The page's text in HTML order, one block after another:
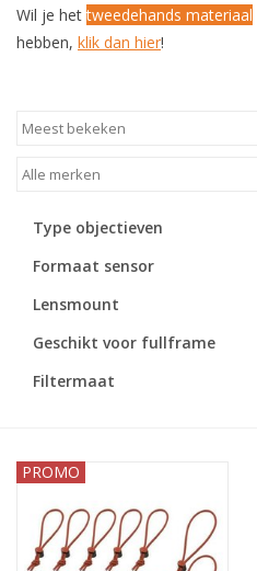
Wil je het tweedehands materiaal
hebben, klik dan hier!
Type objectieven
Formaat sensor
Lensmount
Geschikt voor fullframe
Filtermaat
PROMO